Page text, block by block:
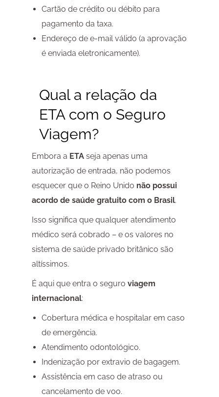
Cartão de crédito ou débito para
pagamento da taxa.
Endereço de e-mail válido (a aprovação
é enviada eletronicamente).
Qual a relação da
ETA com o Seguro
Viagem?
Embora a ETAseja apenas uma
autorização de entrada, não podemos
esquecer que o Reino Unido não possui
acordo de saúde gratuito com o Brasil.
Isso significa que qualquer atendimento
médico será cobrado – e os valores no
sistema de saúde privado britânico são
altíssimos.
É aqui que entra o seguro viagem
internacional:
Cobertura médica e hospitalar em caso
de emergência.
Atendimento odontológico.
Indenização por extravio de bagagem.
Assistência em caso de atraso ou
cancelamento de voo.